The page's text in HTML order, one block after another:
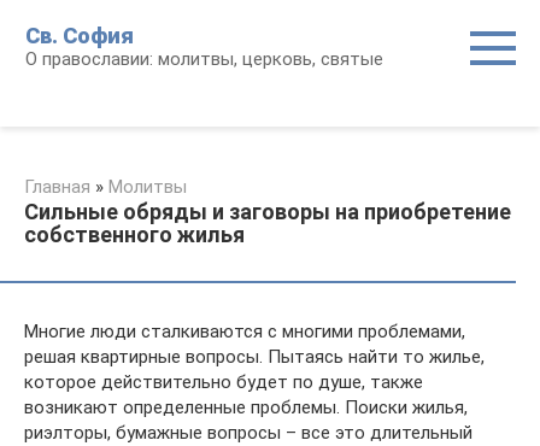
контенту
Св. София
О православии: молитвы, церковь, святые
Главная » Молитвы
Сильные обряды и заговоры на приобретение
собственного жилья
Многие люди сталкиваются с многими проблемами,
решая квартирные вопросы. Пытаясь найти то жилье,
которое действительно будет по душе, также
возникают определенные проблемы. Поиски жилья,
риэлторы, бумажные вопросы – все это длительный